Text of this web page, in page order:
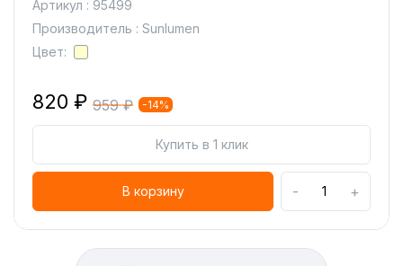
Артикул : 95499
Производитель : Sunlumen
Цвет:
820 ₽ 959 ₽ -14%
Купить в 1 клик
В корзину - +